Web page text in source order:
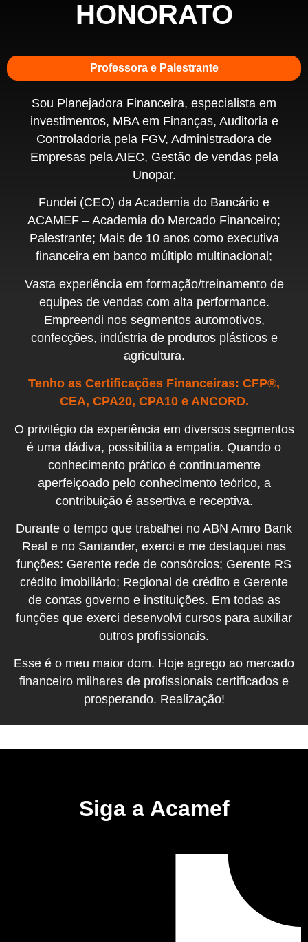
HONORATO
Professora e Palestrante
Sou Planejadora Financeira, especialista em
investimentos, MBA em Finanças, Auditoria e
Controladoria pela FGV, Administradora de
Empresas pela AIEC, Gestão de vendas pela
Unopar.
Fundei (CEO) da Academia do Bancário e
ACAMEF – Academia do Mercado Financeiro;
Palestrante; Mais de 10 anos como executiva
financeira em banco múltiplo multinacional;
Vasta experiência em formação/treinamento de
equipes de vendas com alta performance.
Empreendi nos segmentos automotivos,
confecções, indústria de produtos plásticos e
agricultura.
Tenho as Certificações Financeiras: CFP®️,
CEA, CPA20, CPA10 e ANCORD.
O privilégio da experiência em diversos segmentos
é uma dádiva, possibilita a empatia. Quando o
conhecimento prático é continuamente
aperfeiçoado pelo conhecimento teórico, a
contribuição é assertiva e receptiva.
Durante o tempo que trabalhei no ABN Amro Bank
Real e no Santander, exerci e me destaquei nas
funções: Gerente rede de consórcios; Gerente RS
crédito imobiliário; Regional de crédito e Gerente
de contas governo e instituições. Em todas as
funções que exerci desenvolvi cursos para auxiliar
outros profissionais.
Esse é o meu maior dom. Hoje agrego ao mercado
financeiro milhares de profissionais certificados e
prosperando. Realização!
Siga a Acamef